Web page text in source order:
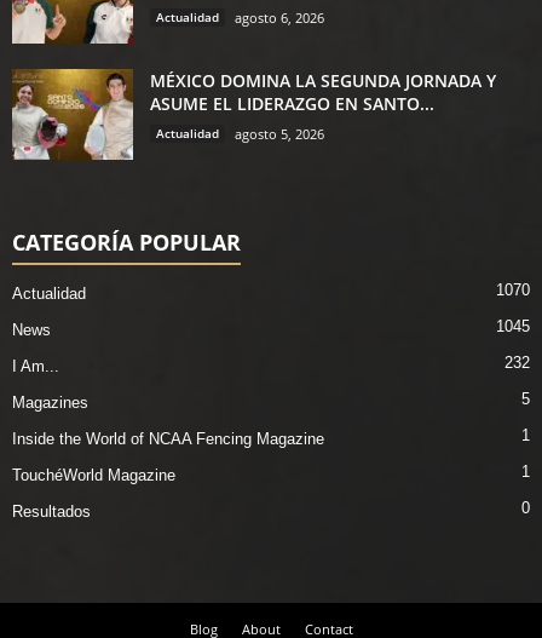
Actualidad agosto 6, 2026
MÉXICO DOMINA LA SEGUNDA JORNADA Y
ASUME EL LIDERAZGO EN SANTO...
Actualidad agosto 5, 2026
CATEGORÍA POPULAR
Actualidad 1070
News 1045
I Am... 232
Magazines 5
Inside the World of NCAA Fencing Magazine 1
TouchéWorld Magazine 1
Resultados 0
Blog About Contact